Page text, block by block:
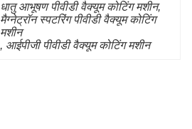
धातु आभूषण पीवीडी वैक्यूम कोटिंग मशीन,
मैग्नेट्रॉन स्पटरिंग पीवीडी वैक्यूम कोटिंग
मशीन
, आईपीजी पीवीडी वैक्यूम कोटिंग मशीन